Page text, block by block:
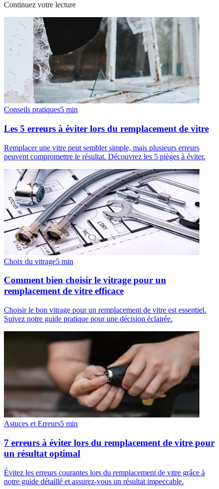
Continuez votre lecture
Conseils pratiques5 min
Les 5 erreurs à éviter lors du remplacement de vitre
Remplacer une vitre peut sembler simple, mais plusieurs erreurs
peuvent compromettre le résultat. Découvrez les 5 pièges à éviter.
Choix du vitrage5 min
Comment bien choisir le vitrage pour un
remplacement de vitre efficace
Choisir le bon vitrage pour un remplacement de vitre est essentiel.
Suivez notre guide pratique pour une décision éclairée.
Astuces et Erreurs5 min
7 erreurs à éviter lors du remplacement de vitre pour
un résultat optimal
Évitez les erreurs courantes lors du remplacement de vitre grâce à
notre guide détaillé et assurez-vous un résultat impeccable.